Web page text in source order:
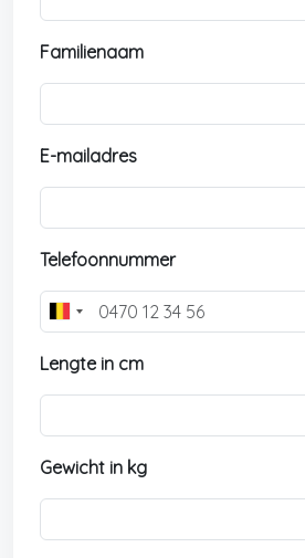
Familienaam
E-mailadres
Telefoonnummer
B
l
g
m
+
Lengte in cm
Gewicht in kg